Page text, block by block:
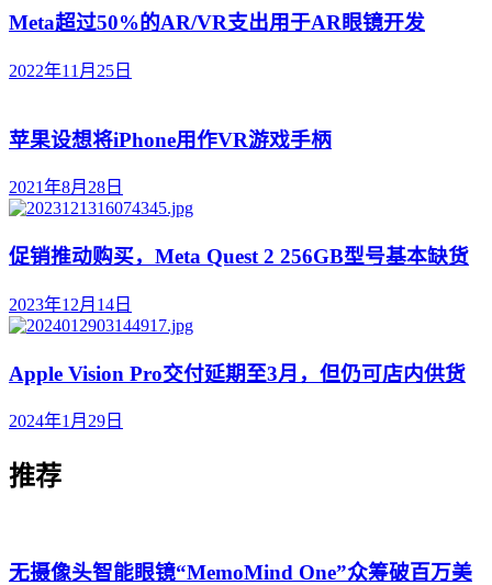
Meta超过50%的AR/VR支出用于AR眼镜开发
2022年11月25日
苹果设想将iPhone用作VR游戏手柄
2021年8月28日
促销推动购买，Meta Quest 2 256GB型号基本缺货
2023年12月14日
Apple Vision Pro交付延期至3月，但仍可店内供货
2024年1月29日
推荐
无摄像头智能眼镜“MemoMind One”众筹破百万美